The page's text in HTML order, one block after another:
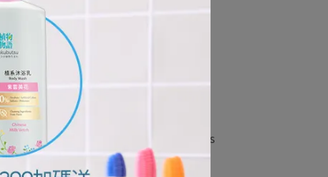
日本獅王細潔適齦佳牙膏-抗敏plus
95g
NT$225NT$250